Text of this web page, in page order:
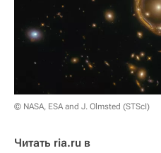
© NASA, ESA and J. Olmsted (STScI)
Читать ria.ru в